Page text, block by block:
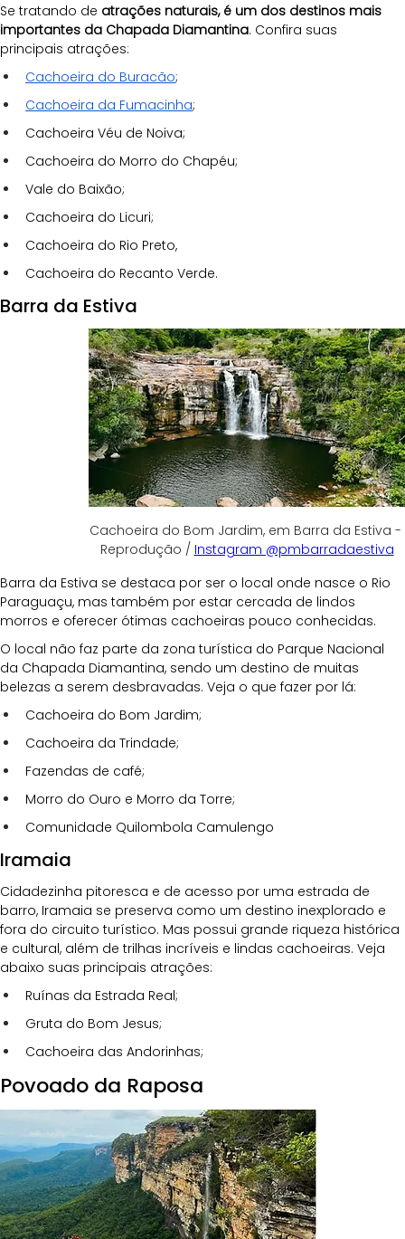
Se tratando de atrações naturais, é um dos destinos mais
importantes da Chapada Diamantina. Confira suas
principais atrações:
Cachoeira do Buracão;
Cachoeira da Fumacinha;
Cachoeira Véu de Noiva;
Cachoeira do Morro do Chapéu;
Vale do Baixão;
Cachoeira do Licuri;
Cachoeira do Rio Preto,
Cachoeira do Recanto Verde.
Barra da Estiva
Cachoeira do Bom Jardim, em Barra da Estiva -
Reprodução / Instagram @pmbarradaestiva
Barra da Estiva se destaca por ser o local onde nasce o Rio
Paraguaçu, mas também por estar cercada de lindos
morros e oferecer ótimas cachoeiras pouco conhecidas.
O local não faz parte da zona turística do Parque Nacional
da Chapada Diamantina, sendo um destino de muitas
belezas a serem desbravadas. Veja o que fazer por lá:
Cachoeira do Bom Jardim;
Cachoeira da Trindade;
Fazendas de café;
Morro do Ouro e Morro da Torre;
Comunidade Quilombola Camulengo
Iramaia
Cidadezinha pitoresca e de acesso por uma estrada de
barro, Iramaia se preserva como um destino inexplorado e
fora do circuito turístico. Mas possui grande riqueza histórica
e cultural, além de trilhas incríveis e lindas cachoeiras. Veja
abaixo suas principais atrações:
Ruínas da Estrada Real;
Gruta do Bom Jesus;
Cachoeira das Andorinhas;
Povoado da Raposa